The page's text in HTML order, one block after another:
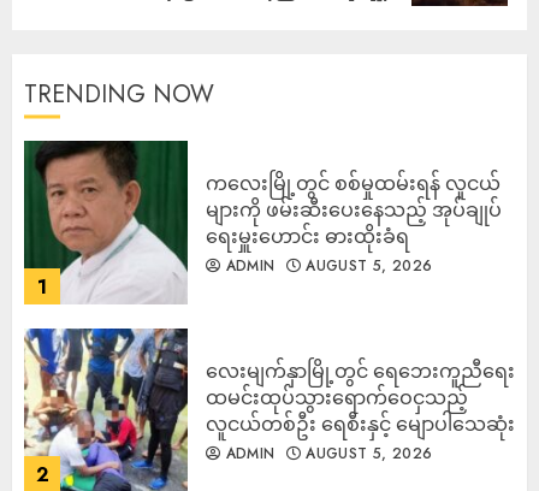
TRENDING NOW
1
ကလေးမြို့တွင် စစ်မှုထမ်းရန် လူငယ်
များကို ဖမ်းဆီးပေးနေသည့် အုပ်ချုပ်
ရေးမှူးဟောင်း ဓားထိုးခံရ
ADMIN AUGUST 5, 2026
2
လေးမျက်နှာမြို့တွင် ရေဘေးကူညီရေး
ထမင်းထုပ်သွားရောက်ဝေငှသည့်
လူငယ်တစ်ဦး ရေစီးနှင့် မျောပါသေဆုံး
ADMIN AUGUST 5, 2026